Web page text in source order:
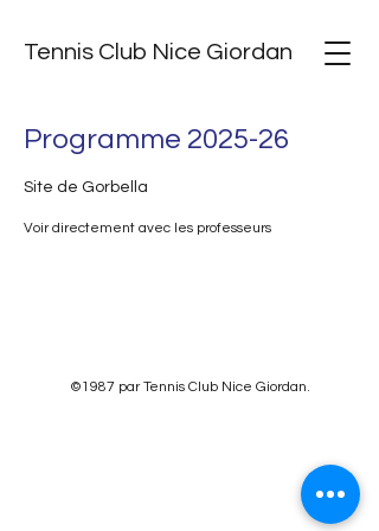
Tennis Club Nice Giordan
Programme 2025-26
Site de Gorbella
Voir directement avec les professeurs
©1987 par Tennis Club Nice Giordan.